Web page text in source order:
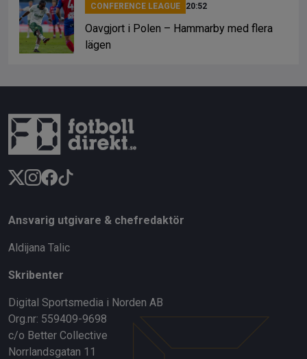
CONFERENCE LEAGUE 20:52
Oavgjort i Polen – Hammarby med flera
lägen
Ansvarig utgivare & chefredaktör
Aldijana Talic
Skribenter
Digital Sportsmedia i Norden AB
Org.nr: 559409-9698
c/o Better Collective
Norrlandsgatan 11